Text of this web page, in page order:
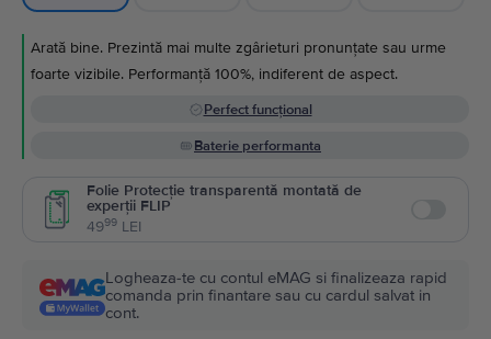
Arată bine. Prezintă mai multe zgârieturi pronunțate sau urme
foarte vizibile. Performanță 100%, indiferent de aspect.
Perfect funcțional
Baterie performanta
Folie Protecție transparentă montată de
experții FLIP
4999 LEI
Logheaza-te cu contul eMAG si finalizeaza rapid
comanda prin finantare sau cu cardul salvat in
cont.